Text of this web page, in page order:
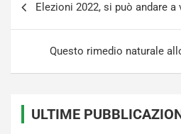
Elezioni 2022, si può andare
Questo rimedio naturale
ULTIME